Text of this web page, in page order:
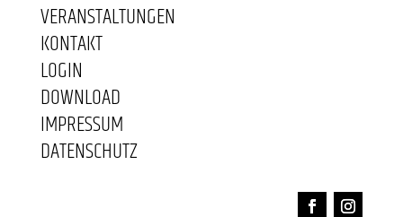
VERANSTALTUNGEN
KONTAKT
LOGIN
DOWNLOAD
IMPRESSUM
DATENSCHUTZ